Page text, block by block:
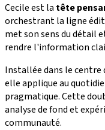
Cecile est la tête
orchestrant la ligne
met son sens du détail
rendre l'information
Installée dans le centre
elle applique au
pragmatique. Cette
analyse de fond et
communauté.